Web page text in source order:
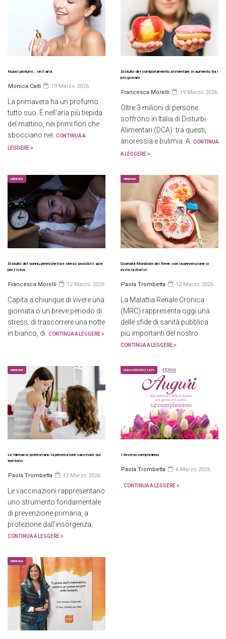
Nuovi profumi… nell’aria
Monica Caiti 19 Marzo 2026
La primavera ha un profumo
tutto suo. È nell’aria più tiepida
del mattino, nei primi fiori che
sbocciano nei.
CONTINUA A
LEGGERE
Disturbi del comportamento alimentare in aumento tra i
più giovani
Francesca Morelli 19 Marzo 2026
Oltre 3 milioni di persone
soffrono in Italia di Disturbi
Alimentari (DCA): tra questi,
anoressia e bulimia. A.
CONTINUA
A LEGGERE
MEDICINA
Disturbi del sonno, pennichella e stress: possibili spie
per l’ictus
Francesca Morelli 12 Marzo 2026
Capita a chiunque di vivere una
giornata o un breve periodo di
stress, di trascorrere una notte
in bianco, di.
CONTINUA A LEGGERE
MEDICINA
Giornata Mondiale del Rene: con la prevenzione si
evita la dialisi
Paola Trombetta 12 Marzo 2026
La Malattia Renale Cronica
(MRC) rappresenta oggi una
delle sfide di sanità pubblica
più importanti del nostro.
CONTINUA A LEGGERE
MEDICINA
Le farmacie potenziano la prevenzione vaccinale sul
territorio
Paola Trombetta 12 Marzo 2026
Le vaccinazioni rappresentano
uno strumento fondamentale
di prevenzione primaria, a
protezione dall’insorgenza.
CONTINUA A LEGGERE
NON CATEGORIZZATO
14esimo compleanno
Paola Trombetta 6 Marzo 2026
CONTINUA A LEGGERE
MEDICINA